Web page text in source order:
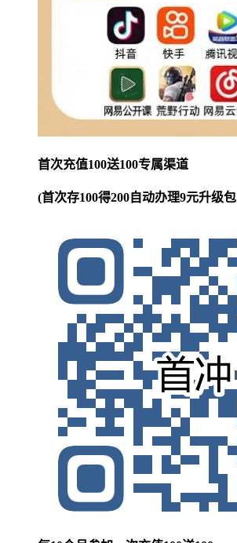
首次充值100送100专属渠道
(首次存100得200自动办理9元升级包